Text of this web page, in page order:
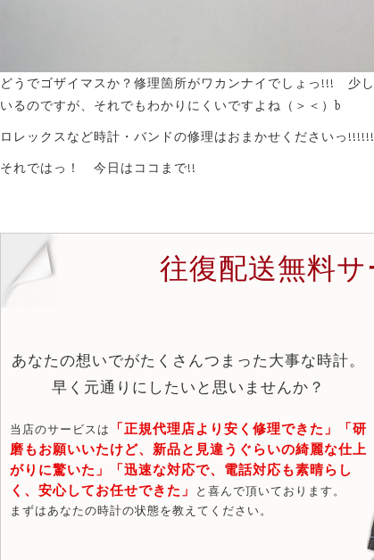
どうでゴザイマスか？修理箇所がワカンナイでしょっ!!! 少
いるのですが、それでもわかりにくいですよね（＞＜）b
ロレックスなど時計・バンドの修理はおまかせくださいっ
それではっ！ 今日はココまで!!
往復配送無料
あなたの想いでがたくさんつまった大事な時計。
早く元通りにしたいと思いませんか？
当店のサービスは
「正規代理店より安く修理できた」「研
磨もお願いいたけど、新品と見違うぐらいの綺麗な仕上
がりに驚いた」「迅速な対応で、電話対応も素晴らし
く、安心してお任せできた」
と喜んで頂いております。
まずはあなたの時計の状態を教えてください。